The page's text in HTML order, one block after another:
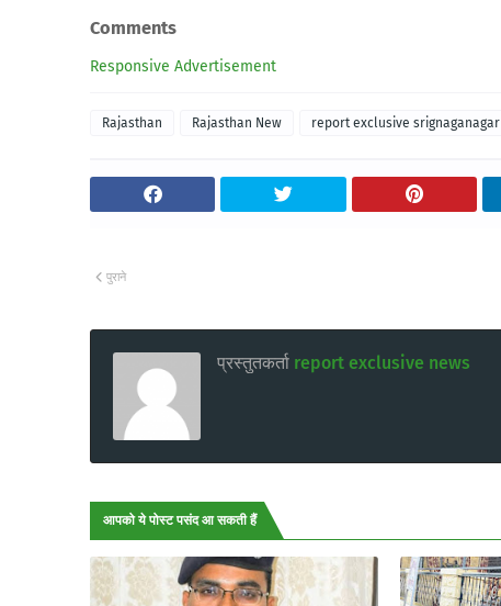
Comments
Responsive Advertisement
Rajasthan Rajasthan New report exclusive srignaganagar
पुराने
प्रस्तुतकर्ता report exclusive news
आपको ये पोस्ट पसंद आ सकती हैं